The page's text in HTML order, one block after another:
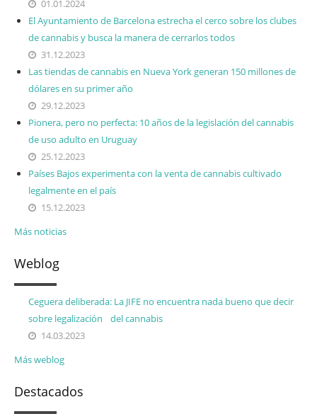
01.01.2024
El Ayuntamiento de Barcelona estrecha el cerco sobre los clubes
de cannabis y busca la manera de cerrarlos todos
31.12.2023
Las tiendas de cannabis en Nueva York generan 150 millones de
dólares en su primer año
29.12.2023
Pionera, pero no perfecta: 10 años de la legislación del cannabis
de uso adulto en Uruguay
25.12.2023
Países Bajos experimenta con la venta de cannabis cultivado
legalmente en el país
15.12.2023
Más noticias
Weblog
Ceguera deliberada: La JIFE no encuentra nada bueno que decir
sobre legalización del cannabis
14.03.2023
Más weblog
Destacados